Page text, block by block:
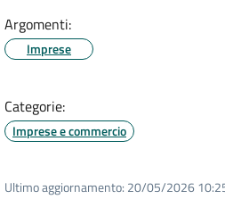
Argomenti:
Imprese
Categorie:
Imprese e commercio
Ultimo aggiornamento: 20/05/2026